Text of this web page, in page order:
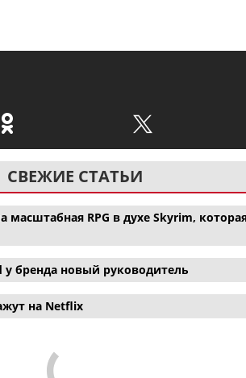
СВЕЖИЕ СТАТЬИ
масштабная RPG в духе Skyrim,
у бренда новый руководитель
на Netflix